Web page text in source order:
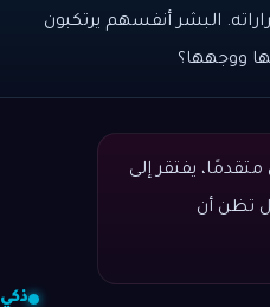
البشر أنفسهم يرتكبون
ووجهها؟
يفتقر إلى
تظن أن
ذكي